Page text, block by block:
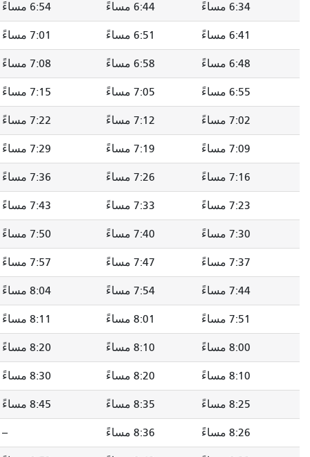
6:34 مساءً 6:44 مساءً 6:54 مساءً
6:41 مساءً 6:51 مساءً 7:01 مساءً
6:48 مساءً 6:58 مساءً 7:08 مساءً
6:55 مساءً 7:05 مساءً 7:15 مساءً
7:02 مساءً 7:12 مساءً 7:22 مساءً
7:09 مساءً 7:19 مساءً 7:29 مساءً
7:16 مساءً 7:26 مساءً 7:36 مساءً
7:23 مساءً 7:33 مساءً 7:43 مساءً
7:30 مساءً 7:40 مساءً 7:50 مساءً
7:37 مساءً 7:47 مساءً 7:57 مساءً
7:44 مساءً 7:54 مساءً 8:04 مساءً
7:51 مساءً 8:01 مساءً 8:11 مساءً
8:00 مساءً 8:10 مساءً 8:20 مساءً
8:10 مساءً 8:20 مساءً 8:30 مساءً
8:25 مساءً 8:35 مساءً 8:45 مساءً
8:26 مساءً 8:36 مساءً --